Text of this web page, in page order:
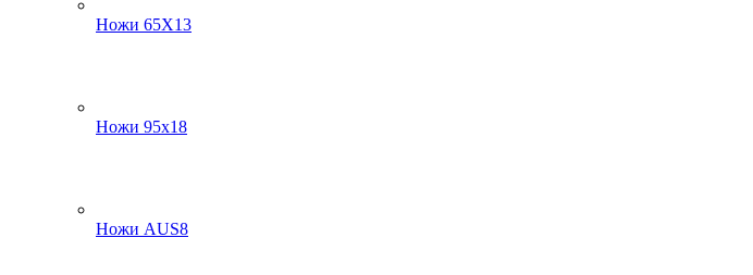
Ножи 65Х13
Ножи 95х18
Ножи AUS8